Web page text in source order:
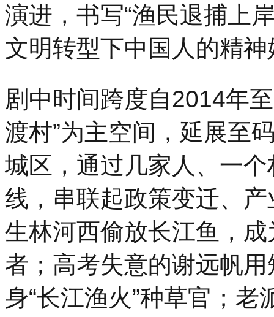
演进，书写“渔民退捕上
文明转型下中国人的精
剧中时间跨度自2014年
渡村”为主空间，延展至
城区，通过几家人、一
线，串联起政策变迁、
生林河西偷放长江鱼，成
者；高考失意的谢远帆
身“长江渔火”种草官；老